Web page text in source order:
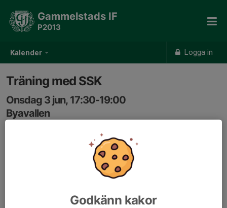
Kalender Logga in
Gammelstads IF
P2013
Träning med SSK
Onsdag 3 jun, 17:30-19:00
Byavallen
Onsd 3/6 träning med SSK
17.30-19.00 på byavallen, vi får skicka 6st. Extraträning
för de som vill. Detta kommer bli stående så vi rullar på
Godkänn kakor